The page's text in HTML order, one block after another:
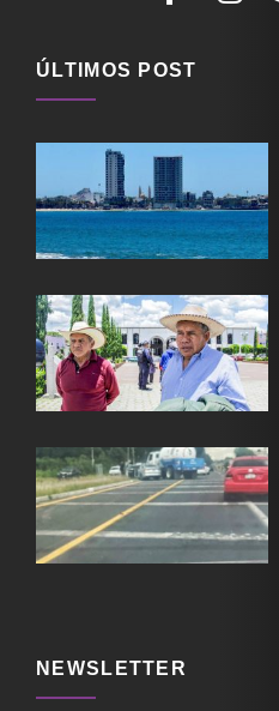
ÚLTIMOS POST
NEWSLETTER